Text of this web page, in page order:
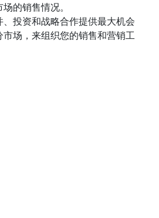
的销售情况。
投资和战略合作提供最大机会
市场，来组织您的销售和营销工